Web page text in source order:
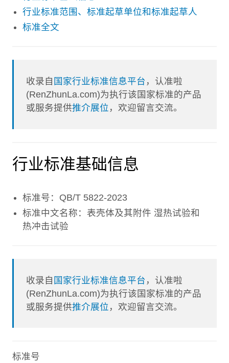
行业标准范围、标准起草单位和标准起草人
标准全文
收录自 国家行业标准信息平台 ，认准啦
(RenZhunLa.com)为执行该国家标准的产品
或服务提供推介展位 ，欢迎留言交流。
行业标准基础信息
标准号：QB/T 5822-2023
标准中文名称：表壳体及其附件 湿热试验和
热冲击试验
收录自 国家行业标准信息平台 ，认准啦
(RenZhunLa.com)为执行该国家标准的产品
或服务提供推介展位 ，欢迎留言交流。
标准号